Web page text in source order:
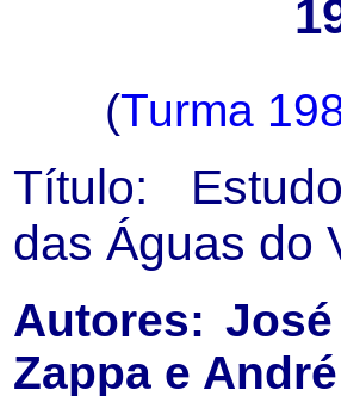
(Turma
Título:
das Águas do
Autores:
Zappa e